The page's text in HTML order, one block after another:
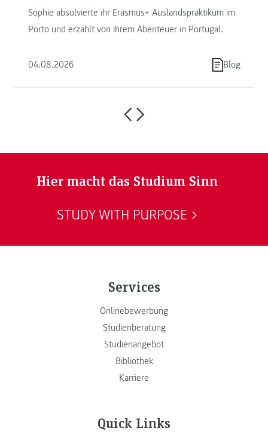
Sophie absolvierte ihr Erasmus+ Auslandspraktikum im
Porto und erzählt von ihrem Abenteuer in Portugal.
04.08.2026 Blog
Hier macht das Studium Sinn
STUDY WITH PURPOSE
Services
Onlinebewerbung
Studienberatung
Studienangebot
Bibliothek
Karriere
Quick Links